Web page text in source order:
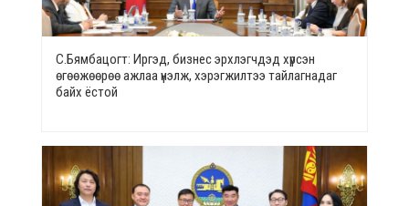
С.Бямбацогт: Иргэд, бизнес эрхлэгчдэд хүрсэн
өгөөжөөрөө ажлаа үнэлж, хэрэгжилтээ тайлагнадаг
байх ёстой